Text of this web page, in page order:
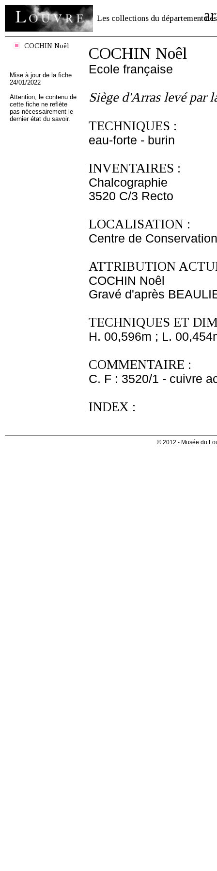
Les collections du département des
COCHIN Noêl
Mise à jour de la fiche
24/01/2022
Attention, le contenu de
cette fiche ne reflète
pas nécessairement le
dernier état du savoir.
COCHIN Noêl
Ecole française
Siège d'Arras levé par
TECHNIQUES :
eau-forte - burin
INVENTAIRES :
Chalcographie
3520 C/3 Recto
LOCALISATION :
Centre de
ATTRIBUTION
COCHIN Noêl
Gravé d'après
TECHNIQUES ET
H. 00,596m ; L.
COMMENTAIRE :
C. F : 3520/1 - cuivre
INDEX :
© 2012 - Musée du